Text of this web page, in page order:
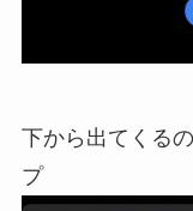
下から出てくる
プ